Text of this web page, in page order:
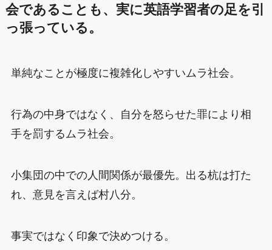
会であることも、実に英語学習者の足を引
っ張っている。
単純なことが極度に複雑化しやすいムラ社会。
行為の中身ではなく、自分を怒らせた罪により相
手を罰するムラ社会。
小集団の中での人間関係が最優先。出る杭は打た
れ、意見を言えば村八分。
事実ではなく印象で決めつける。